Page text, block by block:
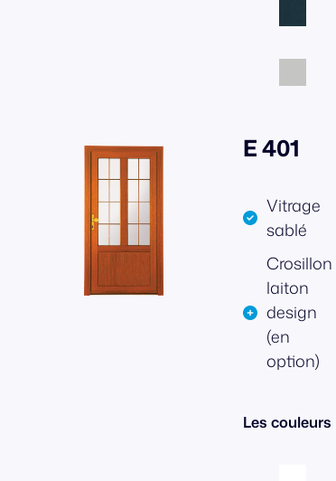
E 401
Vitrage
sablé
Crosillon
laiton
design
(en
option)
Les couleurs